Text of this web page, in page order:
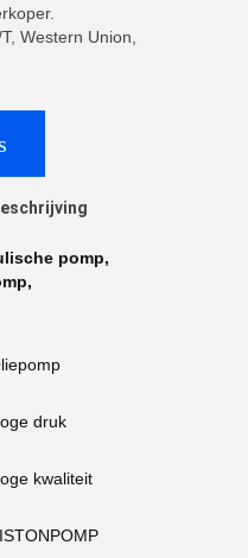
Western Union,
pomp,
,
druk
kwaliteit